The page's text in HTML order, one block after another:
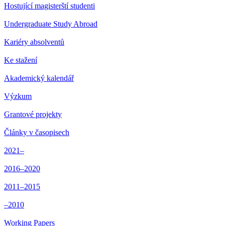
Hostující magisterští studenti
Undergraduate Study Abroad
Kariéry absolventů
Ke stažení
Akademický kalendář
Výzkum
Grantové projekty
Články v časopisech
2021–
2016–2020
2011–2015
–2010
Working Papers